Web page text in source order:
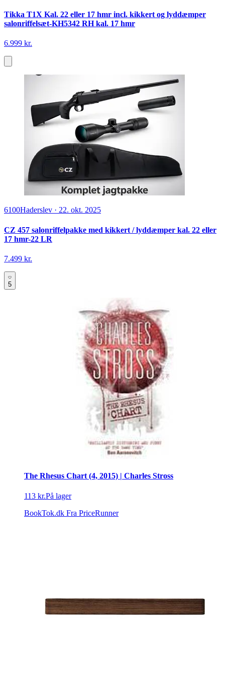
Tikka T1X Kal. 22 eller 17 hmr incl. kikkert og lyddæmper
salonriffelsæt-KH5342 RH kal. 17 hmr
6.999 kr.
6100Haderslev · 22. okt. 2025
CZ 457 salonriffelpakke med kikkert / lyddæmper kal. 22 eller
17 hmr-22 LR
7.499 kr.
5
The Rhesus Chart (4, 2015) | Charles Stross
113 kr.På lager
BookTok.dk Fra PriceRunner